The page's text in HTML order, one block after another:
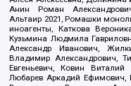
Анин Роман
Альтаир 2021, Ромашки
иноагенты, Каткова
Кузьмина Людмила
Александр Иванович,
Владимир Александрович,
Евгеньевич, Ковин Виталий
Любарев Аркадий Ефимович,